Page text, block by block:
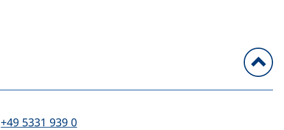
Tel:
+49 5331 939 0(startet einen Telefonanruf, wenn Ihr